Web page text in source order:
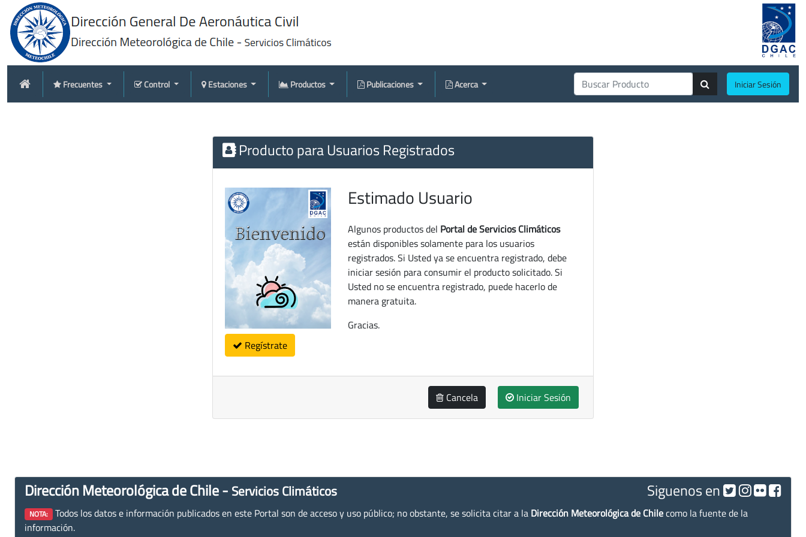
Frecuentes Control Estaciones Productos Publicaciones Acerca Iniciar Sesión
Producto para Usuarios Registrados
Regístrate
Estimado Usuario
Algunos productos del Portal de Servicios Climáticos
están disponibles solamente para los usuarios
registrados. Si Usted ya se encuentra registrado, debe
iniciar sesión para consumir el producto solicitado. Si
Usted no se encuentra registrado, puede hacerlo de
manera gratuita.
Gracias.
Cancela Iniciar Sesión
Dirección Meteorológica de Chile - Servicios Climáticos Siguenos en
NOTA: Todos los datos e información publicados en este Portal son de acceso y uso público; no obstante, se solicita citar a la Dirección Meteorológica de Chilecomo la fuente de la
información.